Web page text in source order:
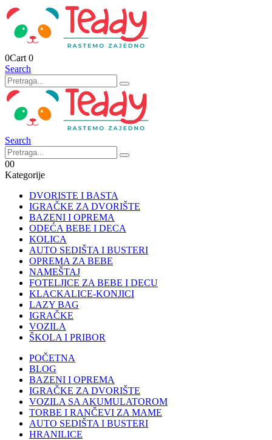
0Cart 0
Search
Search
00
Kategorije
DVORISTE I BASTA
IGRAČKE ZA DVORIŠTE
BAZENI I OPREMA
ODEĆA BEBE I DECA
KOLICA
AUTO SEDIŠTA I BUSTERI
OPREMA ZA BEBE
NAMEŠTAJ
FOTELJICE ZA BEBE I DECU
KLACKALICE-KONJICI
LAZY BAG
IGRAČKE
VOZILA
ŠKOLA I PRIBOR
POČETNA
BLOG
BAZENI I OPREMA
IGRAČKE ZA DVORIŠTE
VOZILA SA AKUMULATOROM
TORBE I RANČEVI ZA MAME
AUTO SEDIŠTA I BUSTERI
HRANILICE